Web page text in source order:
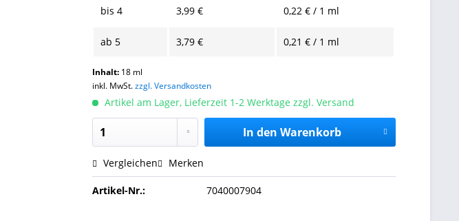
bis4 3,99 € 0,22 € / 1 ml
ab 5 3,79 € 0,21 € / 1 ml
Inhalt: 18 ml
inkl. MwSt.zzgl. Versandkosten
Artikel am Lager, Lieferzeit 1-2 Werktage zzgl. Versand
In den Warenkorb
Vergleichen Merken
Artikel-Nr.: 7040007904